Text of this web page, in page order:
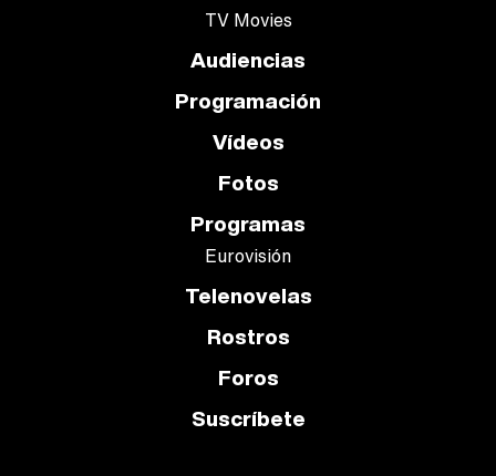
TV Movies
Audiencias
Programación
Vídeos
Fotos
Programas
Eurovisión
Telenovelas
Rostros
Foros
Suscríbete